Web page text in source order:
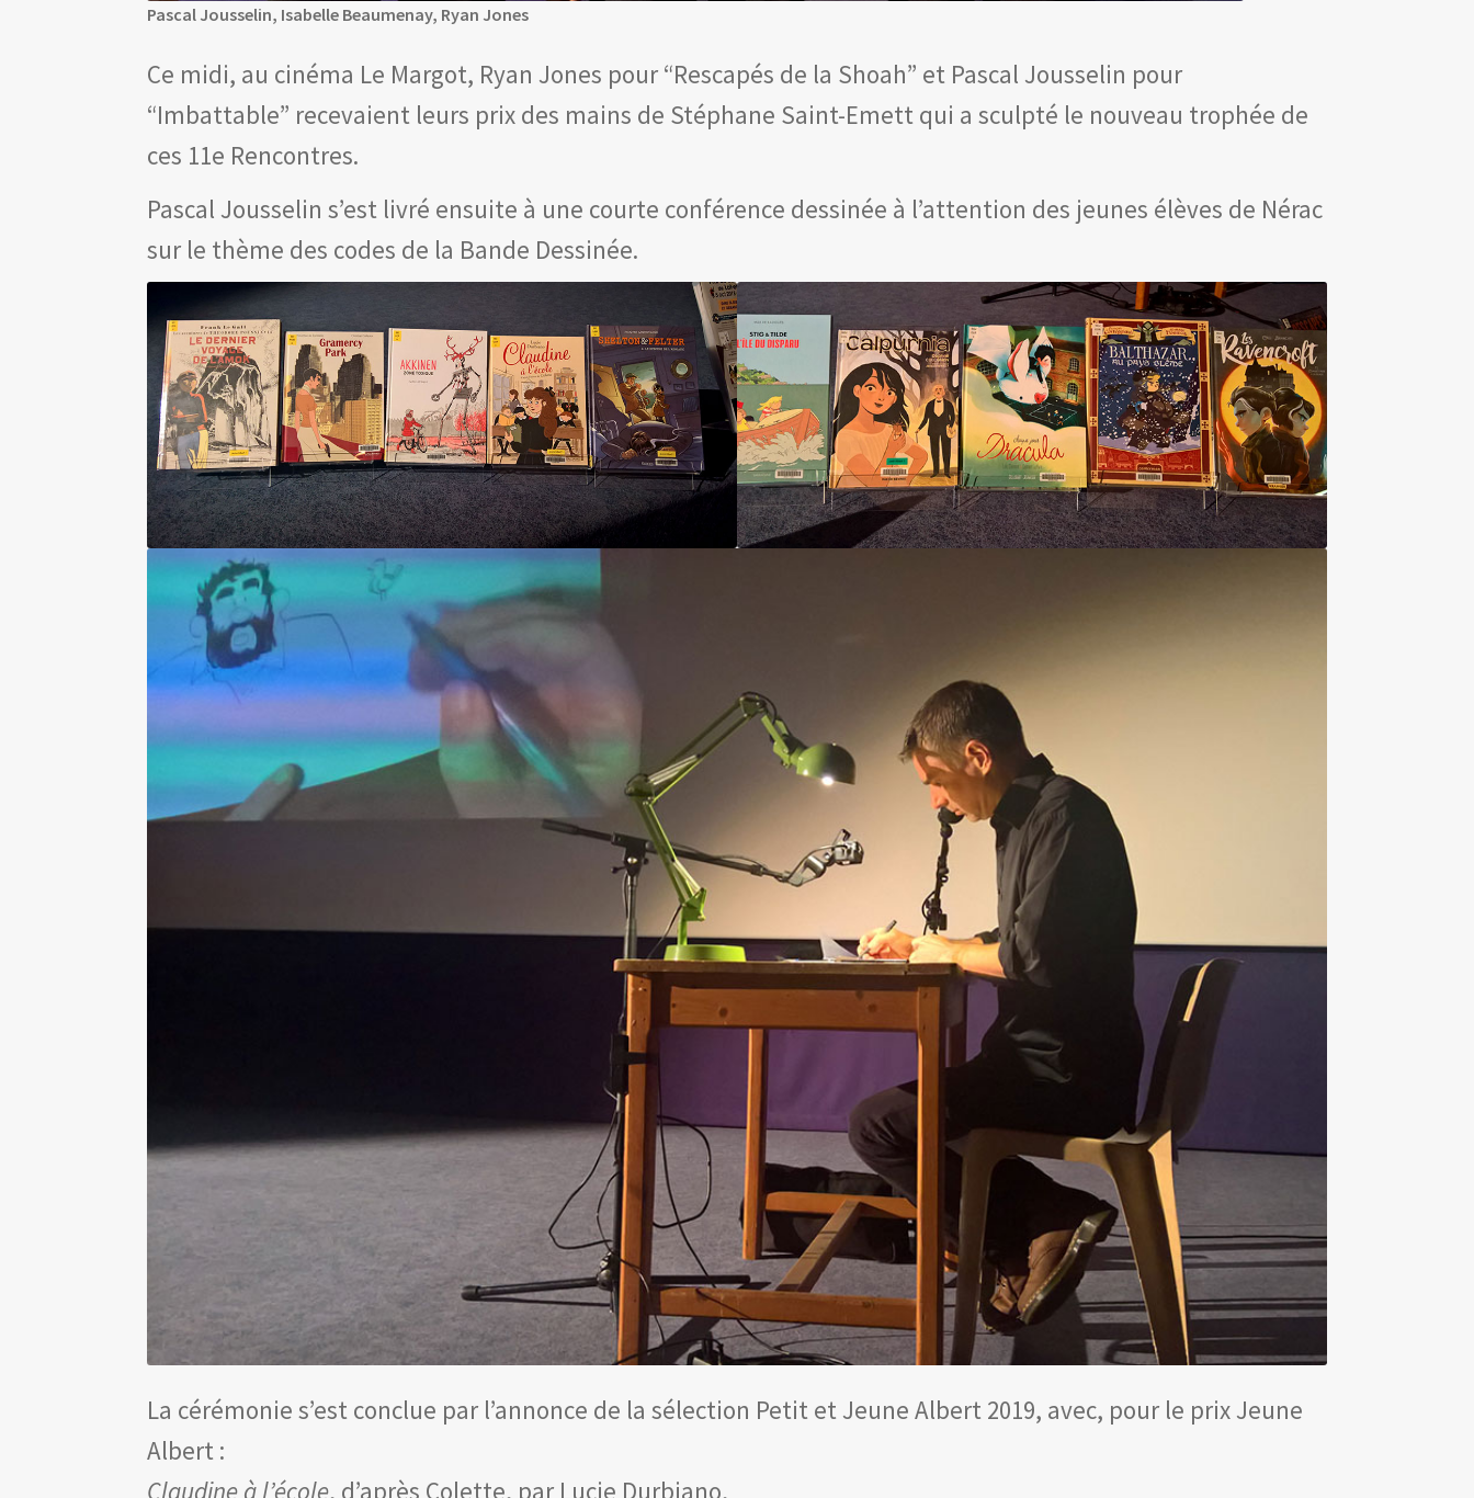
Pascal Jousselin, Isabelle Beaumenay, Ryan Jones
Ce midi, au cinéma Le Margot, Ryan Jones pour “Rescapés de la Shoah” et Pascal Jousselin pour
“Imbattable” recevaient leurs prix des mains de Stéphane Saint-Emett qui a sculpté le nouveau trophée de
ces 11e Rencontres.
Pascal Jousselin s’est livré ensuite à une courte conférence dessinée à l’attention des jeunes élèves de Nérac
sur le thème des codes de la Bande Dessinée.
La cérémonie s’est conclue par l’annonce de la sélection Petit et Jeune Albert 2019, avec, pour le prix Jeune
Albert :
Claudine à l’école, d’après Colette, par Lucie Durbiano,